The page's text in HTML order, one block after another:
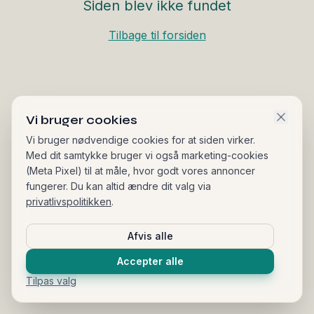
Vi bruger cookies
Vi bruger nødvendige cookies for at siden virker.
Med dit samtykke bruger vi også marketing-cookies
(Meta Pixel) til at måle, hvor godt vores annoncer
fungerer. Du kan altid ændre dit valg via
privatlivspolitikken.
Tilpas valg
Afvis alle
Accepter alle
Siden blev ikke fundet
Tilbage til forsiden